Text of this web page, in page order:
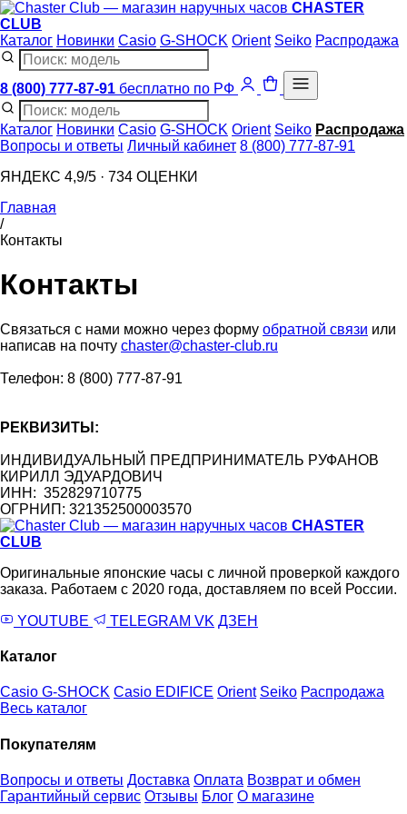
CHASTER
CLUB
Каталог Новинки Casio G-SHOCK Orient Seiko Распродажа
8 (800) 777-87-91 бесплатно по РФ
Каталог Новинки Casio G-SHOCK Orient Seiko Распродажа
Вопросы и ответы Личный кабинет 8 (800) 777-87-91
ЯНДЕКС 4,9/5 · 734 ОЦЕНКИ
Главная
/
Контакты
Контакты
Связаться с нами можно через форму обратной связи или
написав на почту chaster@chaster-club.ru
Телефон: 8 (800) 777-87-91
РЕКВИЗИТЫ:
ИНДИВИДУАЛЬНЫЙ ПРЕДПРИНИМАТЕЛЬ РУФАНОВ
КИРИЛЛ ЭДУАРДОВИЧ
ИНН: 352829710775
ОГРНИП: 321352500003570
CHASTER
CLUB
Оригинальные японские часы с личной проверкой каждого
заказа. Работаем с 2020 года, доставляем по всей России.
YOUTUBE TELEGRAM VK ДЗЕН
Каталог
Casio G-SHOCK Casio EDIFICE Orient Seiko Распродажа
Весь каталог
Покупателям
Вопросы и ответы Доставка Оплата Возврат и обмен
Гарантийный сервис Отзывы Блог О магазине